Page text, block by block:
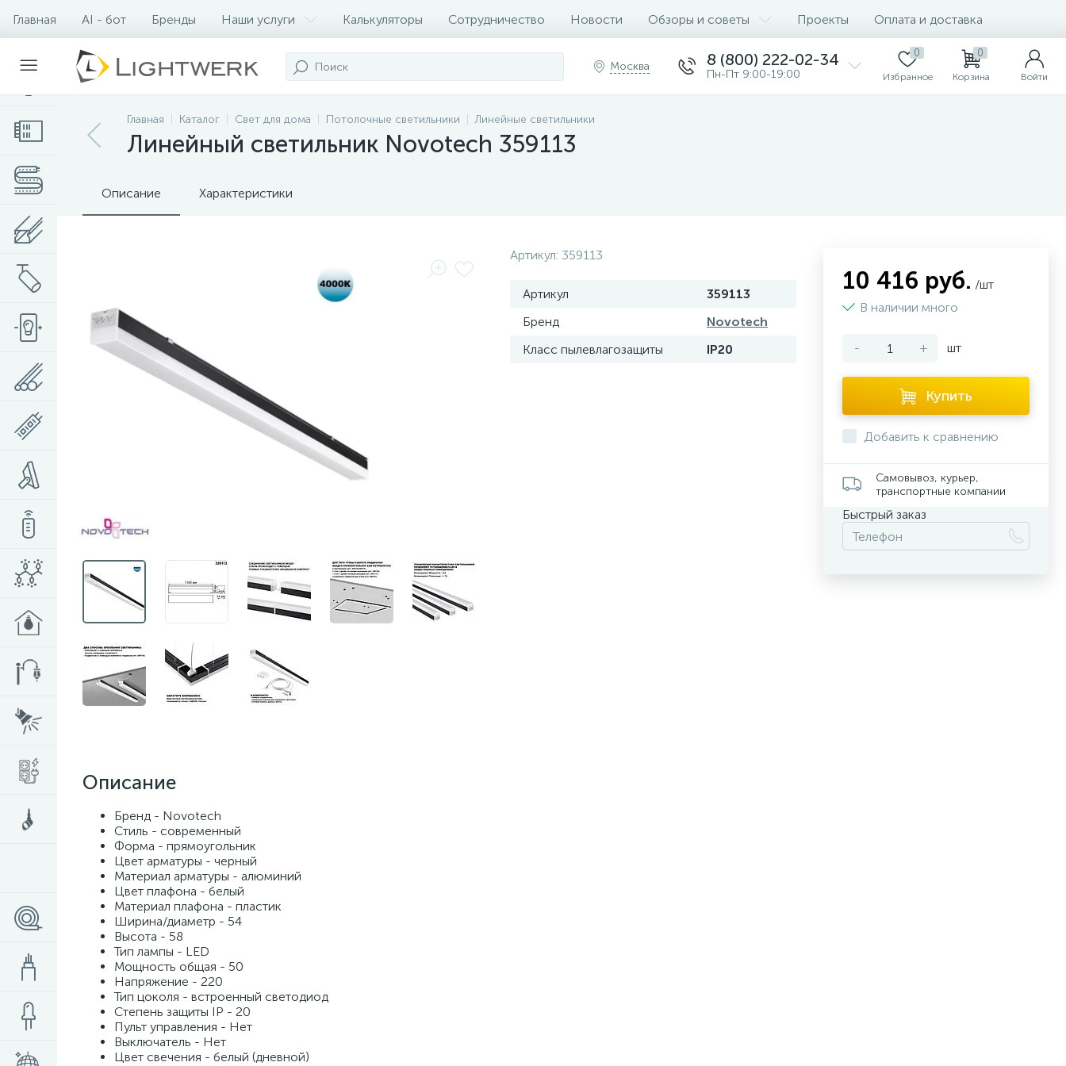
Главная AI - бот Бренды Наши услуги Калькуляторы Сотрудничество Новости Обзоры и советы Проекты Оплата и доставка
Контакты
Москва 8 (800) 222-02-34
Пн-Пт 9:00-19:00
0
Избранное
0
Корзина Войти
Главная Каталог Свет для дома Потолочные светильники Линейные светильники
Линейный светильник Novotech 359113
Описание Характеристики
Артикул: 359113
Артикул
359113
Бренд
Novotech
Класс пылевлагозащиты
IP20
Описание
Бренд - Novotech
Стиль - современный
Форма - прямоугольник
Цвет арматуры - черный
Материал арматуры - алюминий
Цвет плафона - белый
Материал плафона - пластик
Ширина/диаметр - 54
Высота - 58
Тип лампы - LED
Мощность общая - 50
Напряжение - 220
Тип цоколя - встроенный светодиод
Степень защиты IP - 20
Пульт управления - Нет
Выключатель - Нет
Цвет свечения - белый (дневной)
10 416 руб. /шт
В наличии много
- + шт
Купить
Добавить к сравнению
Самовывоз, курьер,
транспортные компании
Быстрый заказ